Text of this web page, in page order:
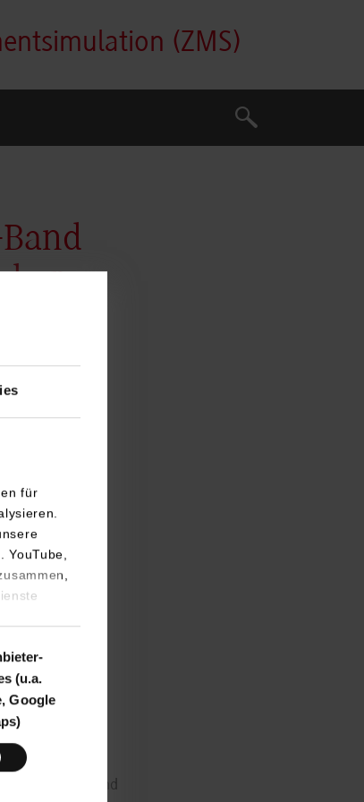
für
(u.a.
Google
(ZMS)
Suche
Suche
seinen
Management and